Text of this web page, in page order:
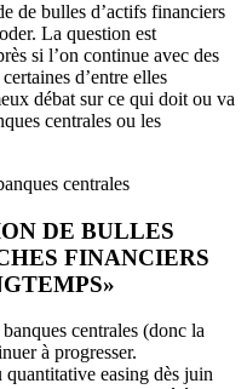
de bulles d’actifs financiers
La question est
si l’on continue avec des
d’entre elles
débat sur ce qui doit ou va
centrales ou les
centrales
DE BULLES
FINANCIERS
centrales (donc la
à progresser.
easing dès juin